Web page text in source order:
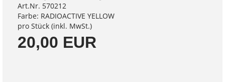
Art.Nr. 570212
Farbe: RADIOACTIVE YELLOW
pro Stück (inkl. MwSt.)
20,00 EUR